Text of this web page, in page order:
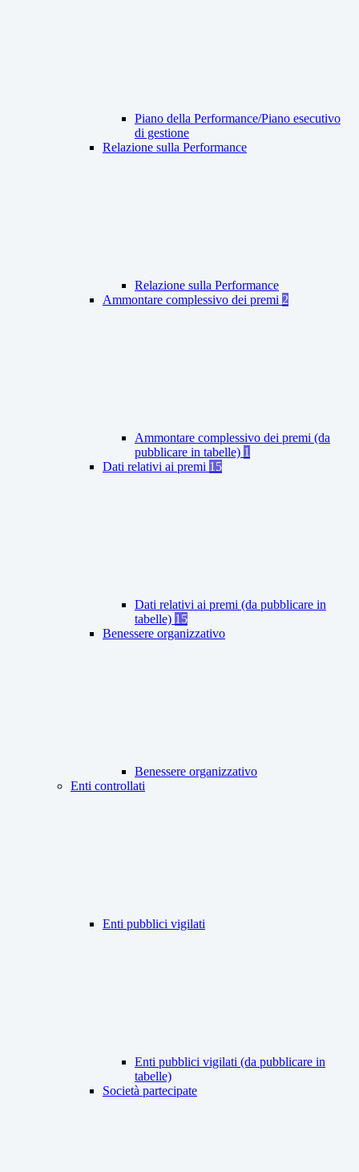
Piano della Performance/Piano esecutivo
di gestione
Relazione sulla Performance
Relazione sulla Performance
Ammontare complessivo dei premi 2
Ammontare complessivo dei premi (da
pubblicare in tabelle) 1
Dati relativi ai premi 15
Dati relativi ai premi (da pubblicare in
tabelle) 15
Benessere organizzativo
Benessere organizzativo
Enti controllati
Enti pubblici vigilati
Enti pubblici vigilati (da pubblicare in
tabelle)
Società partecipate